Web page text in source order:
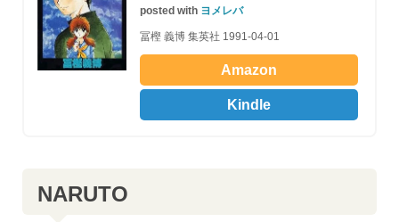
posted with ヨメレバ
冨樫 義博 集英社 1991-04-01
Amazon
Kindle
NARUTO